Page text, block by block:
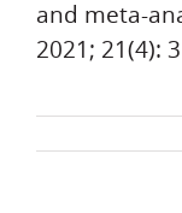
and meta-
2021; 21(4):